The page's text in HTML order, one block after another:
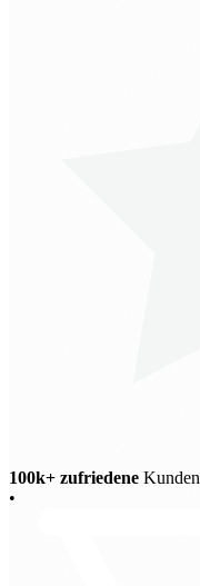
100k+ zufriedene Kunden
•